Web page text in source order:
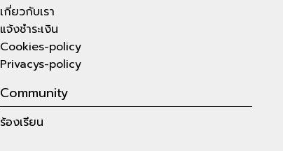
เกี่ยวกับเรา
แจ้งชำระเงิน
Cookies-policy
Privacys-policy
Community
ร้องเรียน